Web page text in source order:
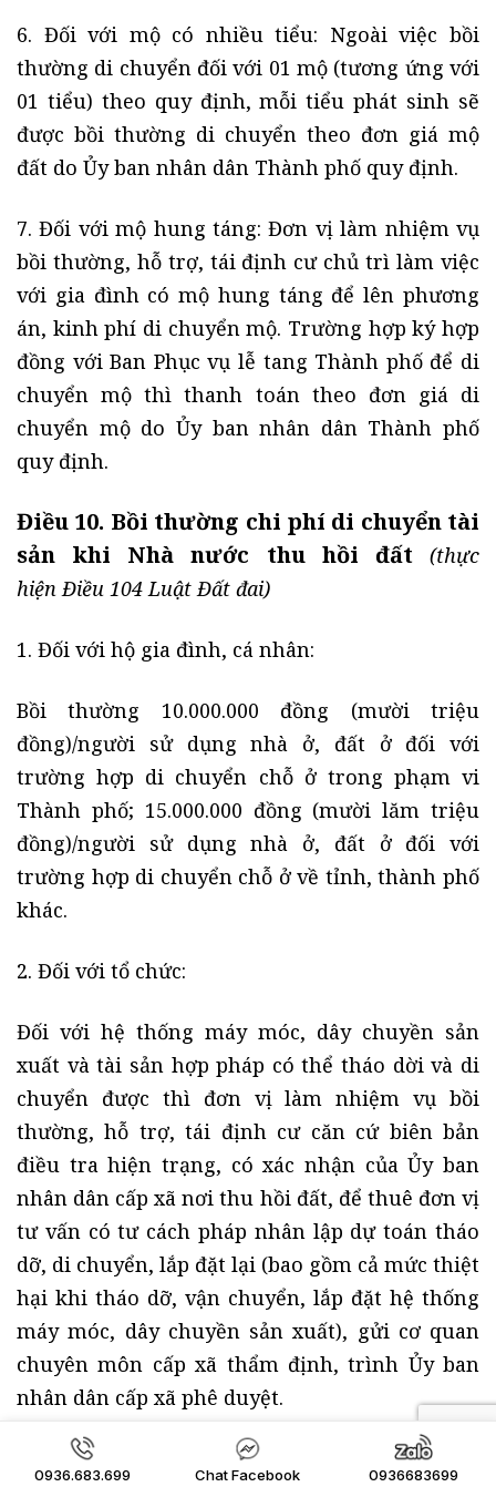
6. Đối với mộ có nhiều tiểu: Ngoài việc bồi
thường di chuyển đối với 01 mộ (tương ứng với
01 tiểu) theo quy định, mỗi tiểu phát sinh sẽ
được bồi thường di chuyển theo đơn giá mộ
đất do Ủy ban nhân dân Thành phố quy định.
7. Đối với mộ hung táng: Đơn vị làm nhiệm vụ
bồi thường, hỗ trợ, tái định cư chủ trì làm việc
với gia đình có mộ hung táng để lên phương
án, kinh phí di chuyển mộ. Trường hợp ký hợp
đồng với Ban Phục vụ lễ tang Thành phố để di
chuyển mộ thì thanh toán theo đơn giá di
chuyển mộ do Ủy ban nhân dân Thành phố
quy định.
Điều 10. Bồi thường chi phí di chuyển tài
sản khi Nhà nước thu hồi đất
(thực
hiện Điều 104 Luật Đất đai)
1. Đối với hộ gia đình, cá nhân:
Bồi thường 10.000.000 đồng (mười triệu
đồng)/người sử dụng nhà ở, đất ở đối với
trường hợp di chuyển chỗ ở trong phạm vi
Thành phố; 15.000.000 đồng (mười lăm triệu
đồng)/người sử dụng nhà ở, đất ở đối với
trường hợp di chuyển chỗ ở về tỉnh, thành phố
khác.
2. Đối với tổ chức:
Đối với hệ thống máy móc, dây chuyền sản
xuất và tài sản hợp pháp có thể tháo dời và di
chuyển được thì đơn vị làm nhiệm vụ bồi
thường, hỗ trợ, tái định cư căn cứ biên bản
điều tra hiện trạng, có xác nhận của Ủy ban
nhân dân cấp xã nơi thu hồi đất, để thuê đơn vị
tư vấn có tư cách pháp nhân lập dự toán tháo
dỡ, di chuyển, lắp đặt lại (bao gồm cả mức thiệt
hại khi tháo dỡ, vận chuyển, lắp đặt hệ thống
máy móc, dây chuyền sản xuất), gửi cơ quan
chuyên môn cấp xã thẩm định, trình Ủy ban
nhân dân cấp xã phê duyệt.
Điều 11. Bồi thường thiệt hại đối với trường
0936.683.699 Chat Facebook 0936683699